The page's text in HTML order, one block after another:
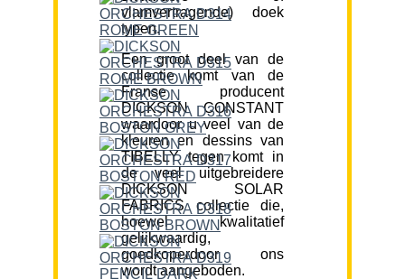
vlamvertragende) doek
typen.
Een groot deel van de
collectie komt van de
Franse producent
DICKSON CONSTANT
waardoor u veel van de
kleuren en dessins van
TIBELLY tegen komt in
de veel uitgebreidere
DICKSON SOLAR
FABRICS collectie die,
hoewel kwalitatief
gelijkwaardig,
goedkoperdoor ons
wordt aangeboden.